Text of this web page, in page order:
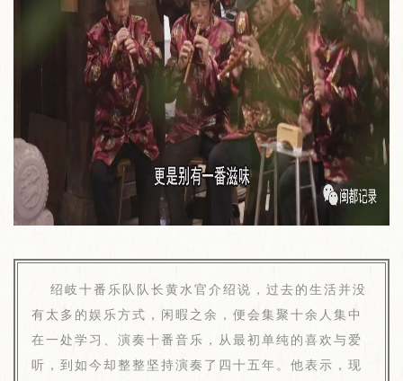
绍岐十番乐队队长黄水官介绍说，过去的生活并没
有太多的娱乐方式，闲暇之余，便会集聚十余人集中
在一处学习、演奏十番音乐，从最初单纯的喜欢与爱
听，到如今却整整坚持演奏了四十五年。他表示，现